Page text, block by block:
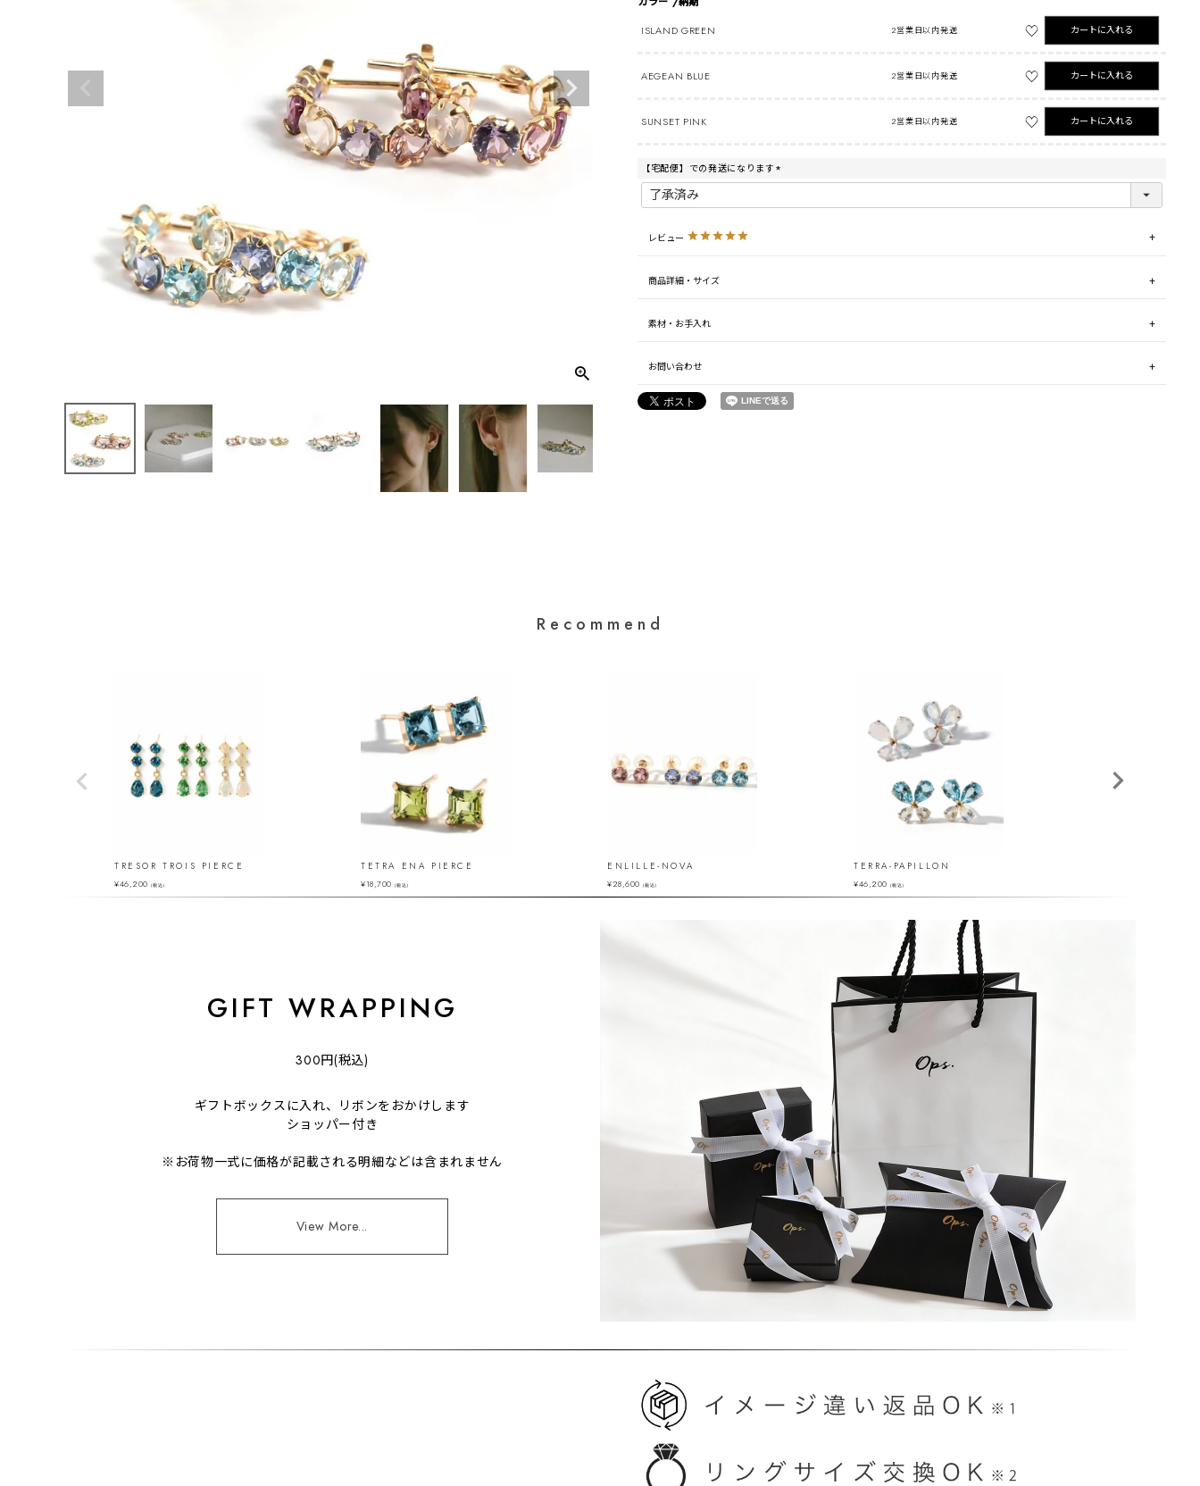
ISLAND GREEN
2営業日以内発送 カートに入れる
AEGEAN BLUE 2営業日以内発送 カートに入れる
SUNSET PINK 2営業日以内発送 カートに入れる
【宅配便】での発送になります
(
須
レビュー
商品詳細・サイズ
素材・お手入れ
お問い合わせ
Recommend
TRESOR TROIS PIERCE
¥46,200 （税込）
TETRA ENA PIERCE
¥18,700 （税込）
ENLILLE-NOVA
¥28,600 （税込）
TERRA-PAPILLON
¥46,200 （税込）
GIFT WRAPPING
300円(税込)
ギフトボックスに入れ、リボンをおかけします
ショッパー付き
※お荷物一式に価格が記載される明細などは含まれません
View More...